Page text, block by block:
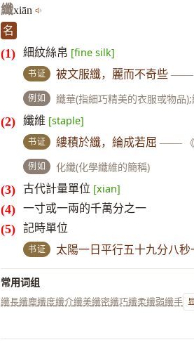
纖xiān
名
細紋絲帛 [fine silk]
书证 被文服纖，麗而不奇些 ——
例如 纖華(指細巧精美的衣服或物品
纖維 [staple]
书证 縷積於纖，綸成若屈 ——
例如 化纖(化學纖維的簡稱)
古代計量單位 [xian]
一寸或一兩的千萬分之一
記時單位
书证 太陽一日平行五十九分八
常用词组
纖長纖塵纖度纖介纖美纖密纖巧纖柔纖弱纖手